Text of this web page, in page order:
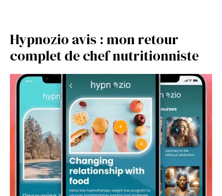
Hypnozio avis : mon retour
complet de chef nutritionniste